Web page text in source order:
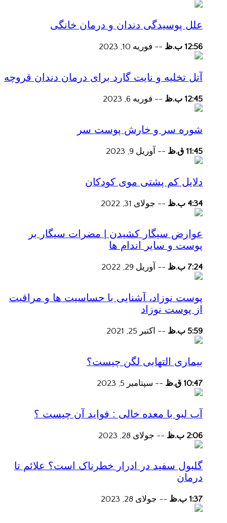
علل پوسیدگی دندان و درمان خانگی
12:56 ب.ظ -- فوریه 10, 2023
آتل تخلیه و نایت گارد برای درمان دندان قروچه
12:45 ب.ظ -- فوریه 6, 2023
شوره سر و خارش پوست سر
11:45 ق.ظ -- آوریل 9, 2023
دلایل کم پشتی موی کودکان
4:34 ب.ظ -- جولای 31, 2022
عوارض سیگار کشیدن | مضرات سیگار بر
پوست و سایر اندام ها
7:24 ب.ظ -- آوریل 29, 2022
پوست نوزاد، آشنایی با حساسیت ها و مراقبت
از پوست نوزاد
5:59 ب.ظ -- اکتبر 25, 2021
بیماری التهابی لگن چیست؟
10:47 ق.ظ -- سپتامبر 5, 2023
آب لبو با معده خالی : فواید آن چیست ؟
2:06 ب.ظ -- جولای 28, 2023
گلبول سفید در ادرار خطرناک است؟ علائم تا
درمان
1:37 ب.ظ -- جولای 28, 2023